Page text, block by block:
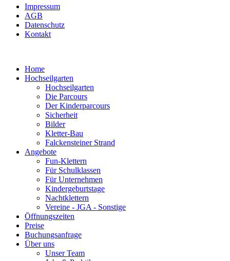
Impressum
AGB
Datenschutz
Kontakt
Home
Hochseilgarten
Hochseilgarten
Die Parcours
Der Kinderparcours
Sicherheit
Bilder
Kletter-Bau
Falckensteiner Strand
Angebote
Fun-Klettern
Für Schulklassen
Für Unternehmen
Kindergeburtstage
Nachtklettern
Vereine - JGA - Sonstige
Öffnungszeiten
Preise
Buchungsanfrage
Über uns
Unser Team